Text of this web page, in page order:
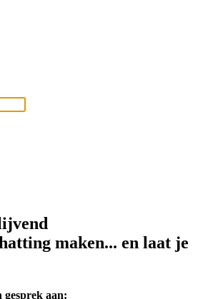
maken... en laat je
aan: